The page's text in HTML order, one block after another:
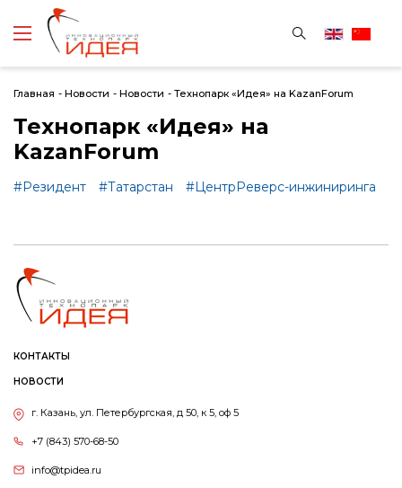
Главная - Новости - Новости - Технопарк «Идея» на KazanForum
Технопарк «Идея» на
KazanForum
#Резидент #Татарстан #ЦентрРеверс-инжиниринга
КОНТАКТЫ
НОВОСТИ
г. Казань, ул. Петербургская, д 50, к 5, оф 5
+7 (843) 570-68-50
info@tpidea.ru